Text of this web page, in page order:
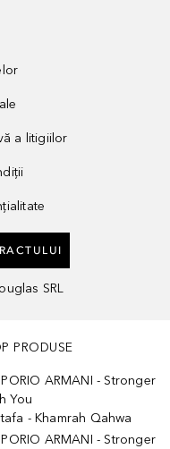
a litigiilor
SRL
PRODUSE
ARMANI - Stronger
You
- Khamrah Qahwa
ARMANI - Stronger